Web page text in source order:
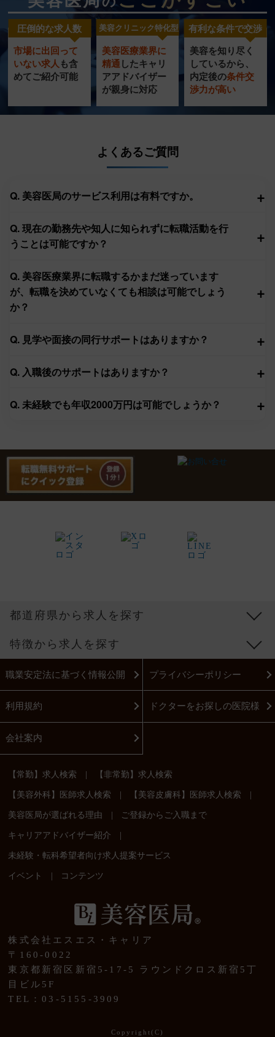
美容クリニック
特化型
圧倒的
求人数
充実の
転職サポート
圧倒的な求人数
市場に出回って
いない求人も含
めてご紹介可能
美容クリニック特化型
美容医療業界に
精通したキャリ
アアドバイザー
が親身に対応
有利な条件で交渉
美容を知り尽く
しているから、
内定後の条件交
渉力が高い
よくあるご質問
Q. 美容医局のサービス利用は有料ですか。 +
Q. 現在の勤務先や知人に知られずに転職活動を行
うことは可能ですか？
+
Q. 美容医療業界に転職するかまだ迷っています
が、転職を決めていなくても相談は可能でしょう
か？
+
Q. 見学や面接の同行サポートはありますか？ +
Q. 入職後のサポートはありますか？ +
Q. 未経験でも年収2000万円は可能でしょうか？ +
都道府県から求人を探す
特徴から求人を探す
職業安定法に基づく情報公開 プライバシーポリシー
利用規約 ドクターをお探しの医院様
会社案内
【常勤】求人検索 | 【非常勤】求人検索
【美容外科】医師求人検索 | 【美容皮膚科】医師求人検索 |
美容医局が選ばれる理由 | ご登録からご入職まで
キャリアアドバイザー紹介 |
未経験・転科希望者向け求人提案サービス
イベント | コンテンツ
株式会社エスエス・キャリア
〒160-0022
東京都新宿区新宿5-17-5 ラウンドクロス新宿5丁
目ビル5F
TEL：03-5155-3909
Copyright(C)